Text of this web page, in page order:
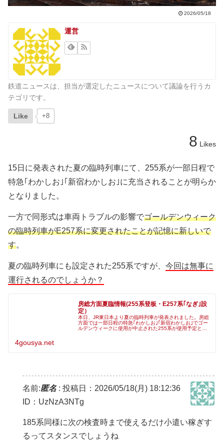
2026/05/18
運営
鉄道ニュースは、担当が選定したニュースについて議論を行うカ
テゴリです。
Like +8
8 Likes
15日に発表された夏の臨時列車にて、255系が一部日程で
特急｢わかしお｣｢新宿わかしお｣に充当されることが明らか
となりました。
一方で同形式は車両トラブルの影響でゴールデンウィーク
の臨時列車がE257系に変更されたことが記憶に新しいで
す。
夏の臨時列車にも設定された255系ですが、 今回は無事に
運行されるのでしょうか？
房総方面夏臨情報(255系登板・E257系｢なぎ｣設
定）
本日、JR東日本より夏の臨時列車が発表されました。房総
方面では一部日程の特急｢わかしお｣｢新宿わかしお｣でゴー
ルデンウィークに使用が中止された255系が使用予定とな
4gousya.net
名前:匿名: 投稿日：2026/05/18(月) 18:12:36
ID：UzNzA3NTg
185系同様に次の検査時まで使えるだけ小遣い稼ぎす
るってスタンスでしょうね